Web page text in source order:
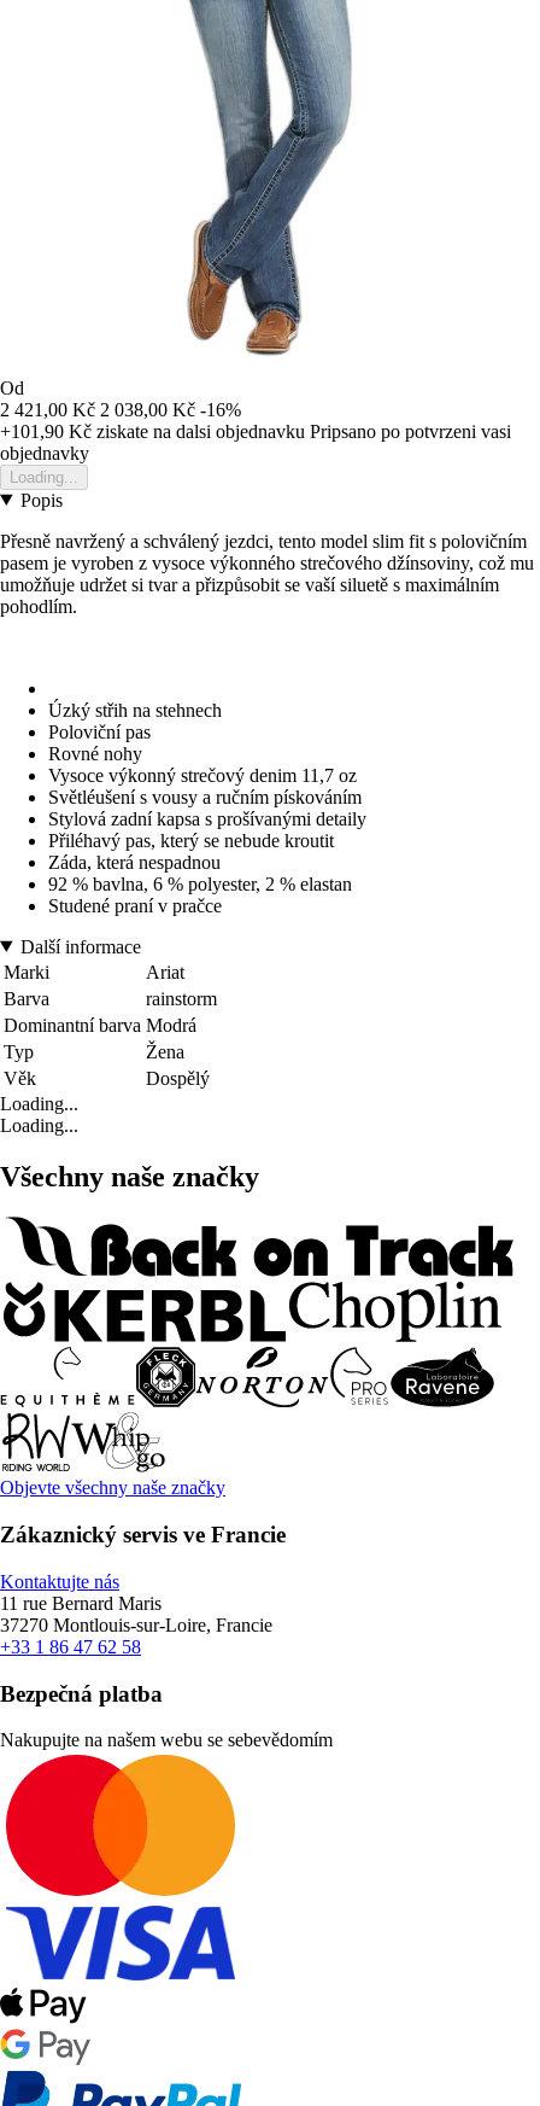
Od
2 421,00 Kč 2 038,00 Kč -16%
+101,90 Kč ziskate na dalsi objednavku Pripsano po potvrzeni vasi
objednavky
Loading...
Popis
Přesně navržený a schválený jezdci, tento model slim fit s polovičním
pasem je vyroben z vysoce výkonného strečového džínsoviny, což mu
umožňuje udržet si tvar a přizpůsobit se vaší siluetě s maximálním
pohodlím.
Úzký střih na stehnech
Poloviční pas
Rovné nohy
Vysoce výkonný strečový denim 11,7 oz
Světléušení s vousy a ručním pískováním
Stylová zadní kapsa s prošívanými detaily
Přiléhavý pas, který se nebude kroutit
Záda, která nespadnou
92 % bavlna, 6 % polyester, 2 % elastan
Studené praní v pračce
Další informace
Marki
Ariat
Barva
rainstorm
Dominantní barva Modrá
Typ
Žena
Věk
Dospělý
Loading...
Loading...
Všechny naše značky
Objevte všechny naše značky
Zákaznický servis ve Francie
Kontaktujte nás
11 rue Bernard Maris
37270 Montlouis-sur-Loire, Francie
+33 1 86 47 62 58
Bezpečná platba
Nakupujte na našem webu se sebevědomím